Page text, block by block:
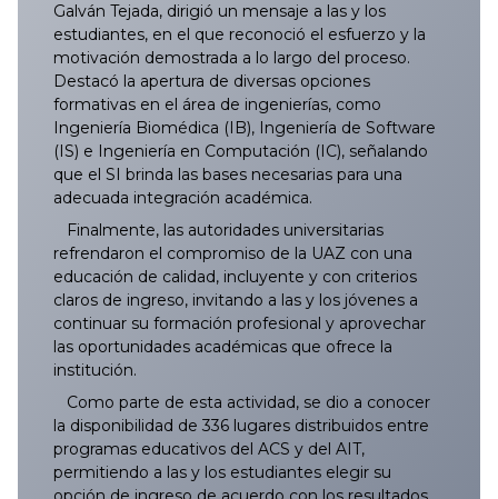
Galván Tejada, dirigió un mensaje a las y los
estudiantes, en el que reconoció el esfuerzo y la
motivación demostrada a lo largo del proceso.
Destacó la apertura de diversas opciones
formativas en el área de ingenierías, como
Ingeniería Biomédica (IB), Ingeniería de Software
(IS) e Ingeniería en Computación (IC), señalando
que el SI brinda las bases necesarias para una
adecuada integración académica.
Finalmente, las autoridades universitarias
refrendaron el compromiso de la UAZ con una
educación de calidad, incluyente y con criterios
claros de ingreso, invitando a las y los jóvenes a
continuar su formación profesional y aprovechar
las oportunidades académicas que ofrece la
institución.
Como parte de esta actividad, se dio a conocer
la disponibilidad de 336 lugares distribuidos entre
programas educativos del ACS y del AIT,
permitiendo a las y los estudiantes elegir su